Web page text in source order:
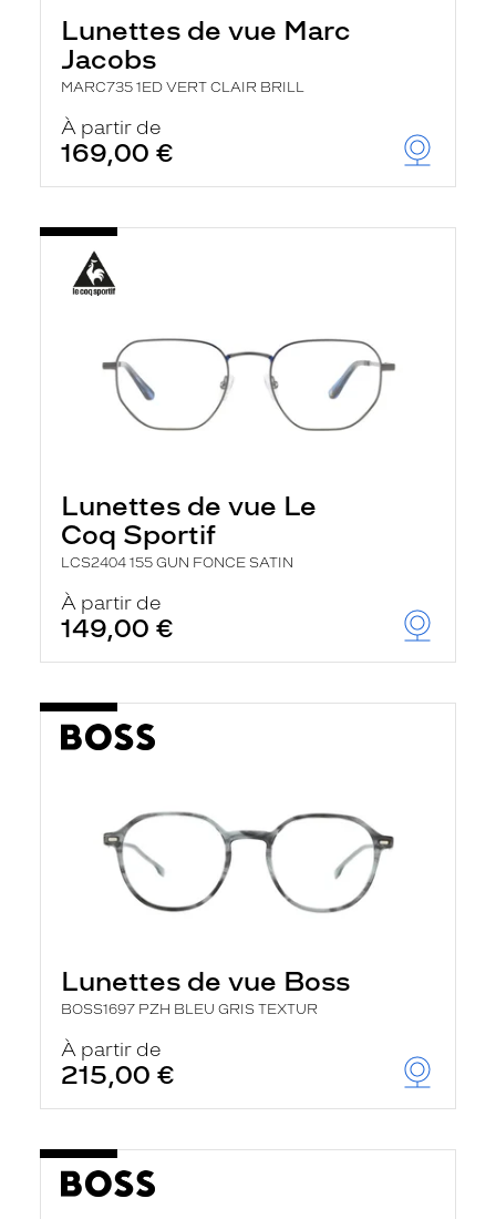
Lunettes de vue Marc
Jacobs
MARC735 1ED VERT CLAIR BRILL
À partir de
169,00 €
Lunettes de vue Le
Coq Sportif
LCS2404 155 GUN FONCE SATIN
À partir de
149,00 €
Lunettes de vue Boss
BOSS1697 PZH BLEU GRIS TEXTUR
À partir de
215,00 €